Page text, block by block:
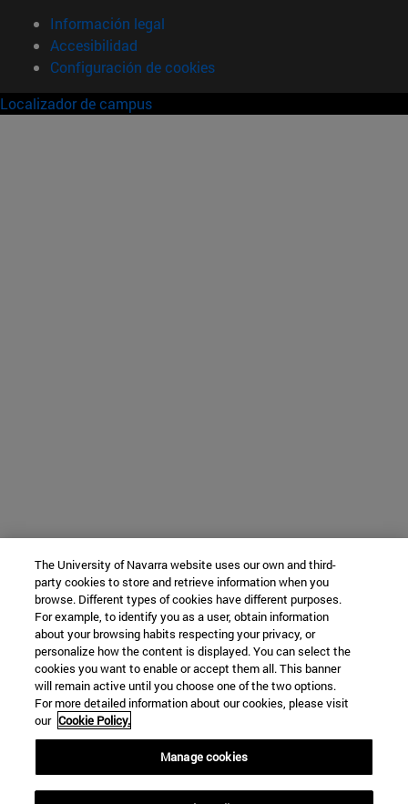
Información legal
Accesibilidad
Configuración de cookies
Localizador de campus
The University of Navarra website uses our own and third-
party cookies to store and retrieve information when you
browse. Different types of cookies have different purposes.
For example, to identify you as a user, obtain information
about your browsing habits respecting your privacy, or
personalize how the content is displayed. You can select the
cookies you want to enable or accept them all. This banner
will remain active until you choose one of the two options.
For more detailed information about our cookies, please visit
our Cookie Policy.
Manage cookies